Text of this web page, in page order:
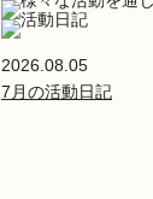
2026.08.05
7月の活動日記